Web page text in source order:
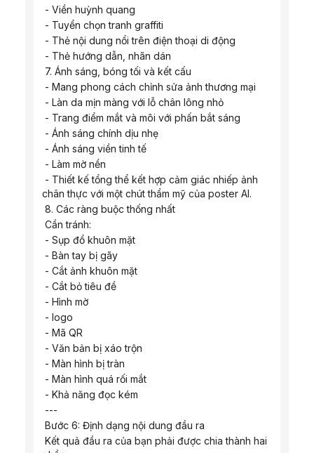
- Viền huỳnh quang
- Tuyển chọn tranh graffiti
- Thẻ nội dung nổi trên điện thoại di động
- Thẻ hướng dẫn, nhãn dán
7. Ánh sáng, bóng tối và kết cấu
- Mang phong cách chỉnh sửa ảnh thương mại
- Làn da mịn màng với lỗ chân lông nhỏ
- Trang điểm mắt và môi với phấn bắt sáng
- Ánh sáng chính dịu nhẹ
- Ánh sáng viền tinh tế
- Làm mờ nền
chân thực với một chút thẩm mỹ của poster AI.
8. Các ràng buộc thống nhất
Cần tránh:
- Sụp đổ khuôn mặt
- Bàn tay bị gãy
- Cắt ảnh khuôn mặt
- Cắt bỏ tiêu đề
- Hình mờ
- logo
- Mã QR
- Văn bản bị xáo trộn
- Màn hình bị tràn
- Màn hình quá rối mắt
- Khả năng đọc kém
---
Bước 6: Định dạng nội dung đầu ra